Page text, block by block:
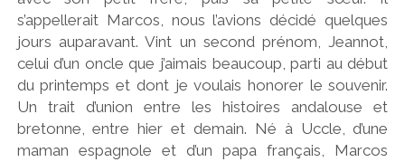
s’appellerait Marcos, nous l’avions décidé quelques
jours auparavant. Vint un second prénom, Jeannot,
celui d’un oncle que j’aimais beaucoup, parti au début
du printemps et dont je voulais honorer le souvenir.
Un trait d’union entre les histoires andalouse et
bretonne, entre hier et demain. Né à Uccle, d’une
maman espagnole et d’un papa français, Marcos